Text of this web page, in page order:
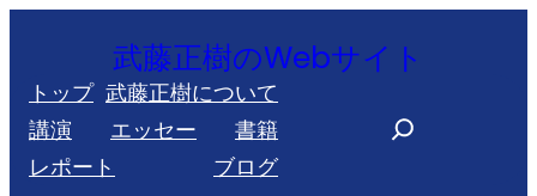
を
ス
キ
武藤正樹のWebサイト
トップ 武藤正樹について
講演
エッセー
書籍
レポート
ブログ